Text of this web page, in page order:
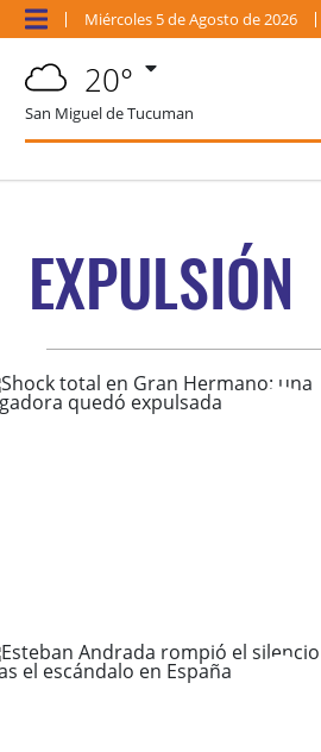
Miércoles 5 deAgosto de 2026
20°
San Miguel de Tucuman
EXPULSIÓN